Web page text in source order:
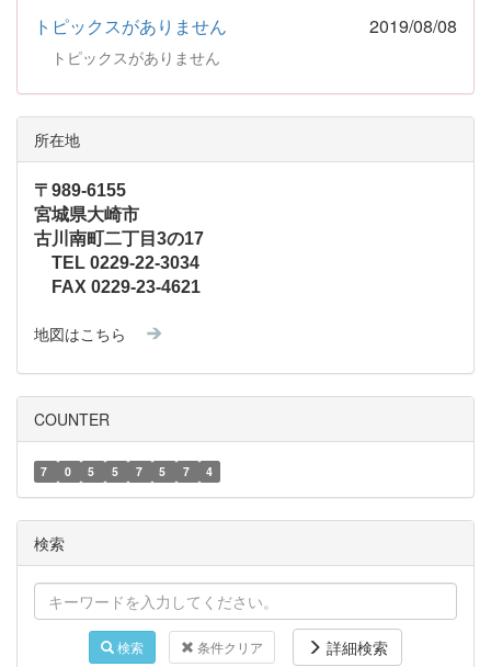
トピックスがありません 2019/08/08
トピックスがありません
所在地
〒989-6155
宮城県大崎市
古川南町二丁目3の17
TEL 0229-22-3034
FAX 0229-23-4621
地図はこちら
COUNTER
7 0 5 5 7 5 7 4
検索
検索 条件クリア 詳細検索